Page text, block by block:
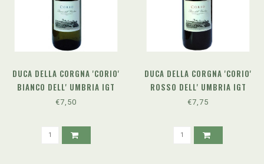
DUCA DELLA CORGNA 'CORIO'
BIANCO DELL' UMBRIA IGT
(2024)
€7,50
DUCA DELLA CORGNA 'CORIO'
ROSSO DELL' UMBRIA IGT
(2024)
€7,75